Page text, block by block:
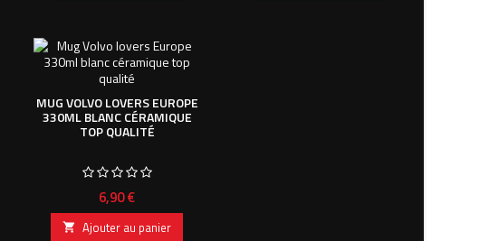
MUG VOLVO LOVERS EUROPE
330ML BLANC CÉRAMIQUE
TOP QUALITÉ
Prix
6,90 €
 Ajouter au panier